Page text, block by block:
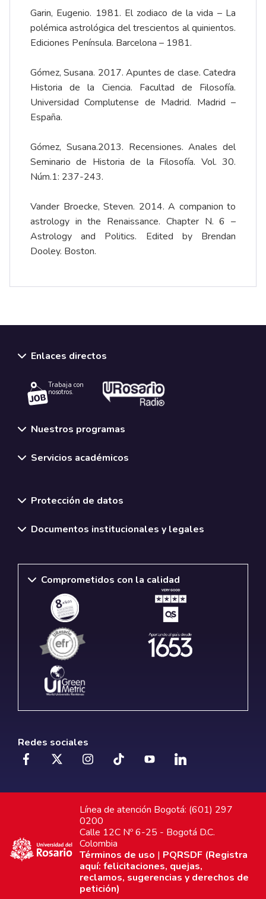
Garin, Eugenio. 1981. El zodiaco de la vida – La
polémica astrológica del trescientos al quinientos.
Ediciones Península. Barcelona – 1981.
Gómez, Susana. 2017. Apuntes de clase. Catedra
Historia de la Ciencia. Facultad de Filosofía.
Universidad Complutense de Madrid. Madrid –
España.
Gómez, Susana.2013. Recensiones. Anales del
Seminario de Historia de la Filosofía. Vol. 30.
Núm.1: 237-243.
Vander Broecke, Steven. 2014. A companion to
astrology in the Renaissance. Chapter N. 6 –
Astrology and Politics. Edited by Brendan
Dooley. Boston.
Enlaces directos
Trabaja con
nosotros.
Nuestros programas
Servicios académicos
Protección de datos
Documentos institucionales y legales
Comprometidos con la calidad
Redes sociales
Línea de atención Bogotá: (601) 297
0200
Calle 12C Nº 6-25 - Bogotá D.C.
Colombia
Términos de uso | PQRSDF (Registra
aquí: felicitaciones, quejas,
reclamos, sugerencias y derechos de
petición)